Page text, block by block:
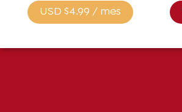
USD $4.99 / mes